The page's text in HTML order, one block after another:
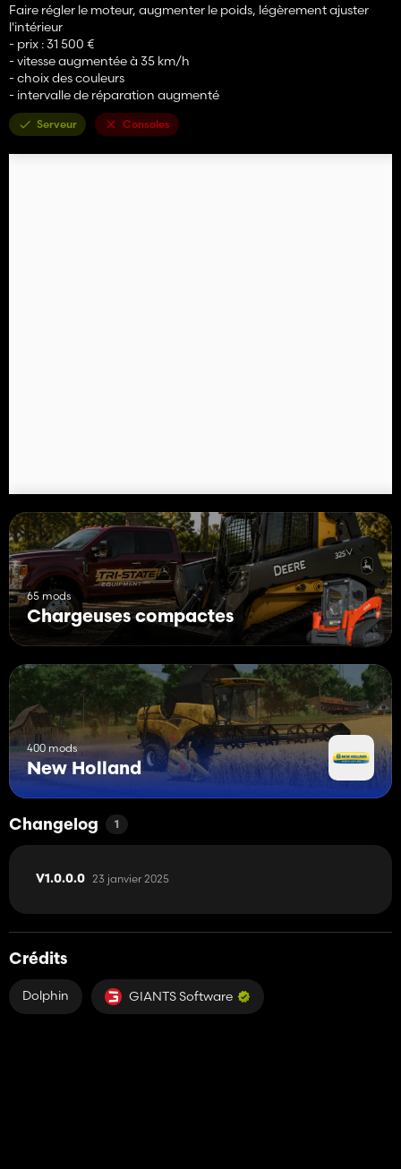
Faire régler le moteur, augmenter le poids, légèrement ajuster
l'intérieur
- prix : 31 500 €
- vitesse augmentée à 35 km/h
- choix des couleurs
- intervalle de réparation augmenté
Serveur Consoles
65 mods
Chargeuses compactes
400 mods
New Holland
Changelog 1
V1.0.0.0 23 janvier 2025
Crédits
Dolphin GIANTS Software